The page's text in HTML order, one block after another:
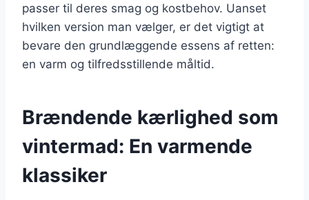
passer til deres smag og kostbehov. Uanset
hvilken version man vælger, er det vigtigt at
bevare den grundlæggende essens af retten:
en varm og tilfredsstillende måltid.
Brændende kærlighed som
vintermad: En varmende
klassiker